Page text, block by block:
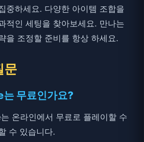
중하세요. 다양한 아이템 조합을
적인 세팅을 찾아보세요. 만나는
을 조정할 준비를 항상 하세요.
문
무료인가요?
온라인에서 무료로 플레이할 수
수 있습니다.